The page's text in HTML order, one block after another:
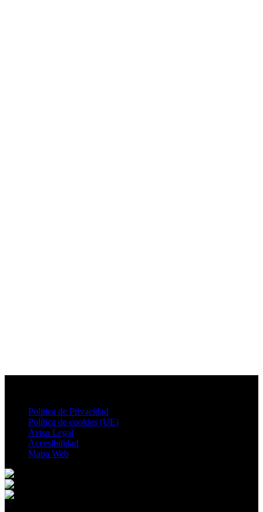
Política de Privacidad
Política de cookies (UE)
Aviso Legal
Accesibilidad
Mapa Web